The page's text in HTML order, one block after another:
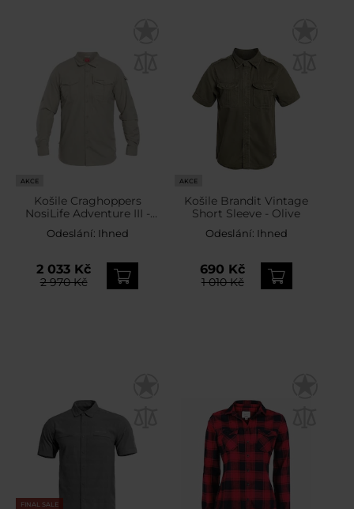
AKCE
Košile Craghoppers
NosiLife Adventure III -
Parchment
Odeslání: Ihned
2 033 Kč
2 970 Kč
AKCE
Košile Brandit Vintage
Short Sleeve - Olive
Odeslání: Ihned
690 Kč
1 010 Kč
FINAL SALE